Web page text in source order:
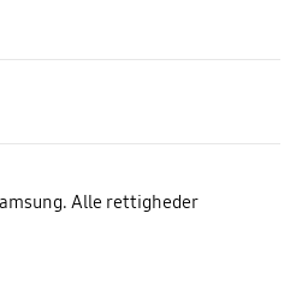
Alle rettigheder